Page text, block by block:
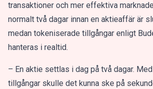
transaktioner och mer effektiva
normalt två dagar innan en aktieaffär är
medan tokeniserade tillgångar enligt
hanteras i realtid.
– En aktie settlas i dag på två dagar.
tillgångar skulle det kunna ske på